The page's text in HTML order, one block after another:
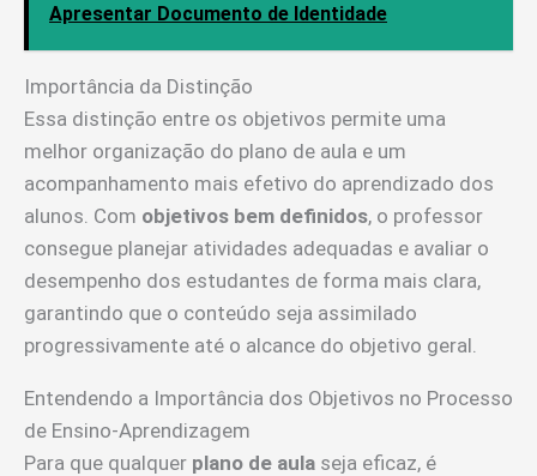
Apresentar Documento de Identidade
Importância da Distinção
Essa distinção entre os objetivos permite uma
melhor organização do plano de aula e um
acompanhamento mais efetivo do aprendizado dos
alunos. Com objetivos bem definidos, o professor
consegue planejar atividades adequadas e avaliar o
desempenho dos estudantes de forma mais clara,
garantindo que o conteúdo seja assimilado
progressivamente até o alcance do objetivo geral.
Entendendo a Importância dos Objetivos no Processo
de Ensino-Aprendizagem
Para que qualquer plano de aula seja eficaz, é